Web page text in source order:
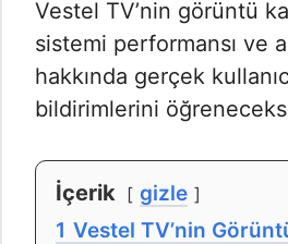
Vestel TV’nin görüntü
sistemi performansı ve
hakkında gerçek
bildirimlerini
İçerik
gizle
1 Vestel TV’nin